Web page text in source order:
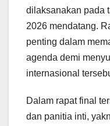
dilaksanakan pada
2026 mendatang.
penting dalam
agenda demi
internasional
Dalam rapat final
dan panitia inti,